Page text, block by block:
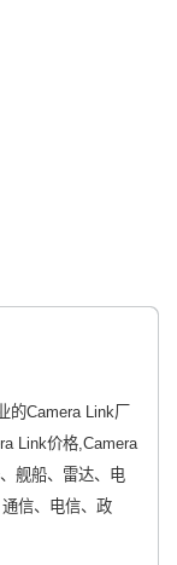
Camera Link厂
Link价格,Camera
舰船、雷达、电
信、电信、政